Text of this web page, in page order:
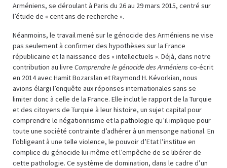
Arméniens, se déroulant à Paris du 26 au 29 mars 2015, centré sur
l’étude de « cent ans de recherche ».
Néanmoins, le travail mené sur le génocide des Arméniens ne vise
pas seulement à confirmer des hypothèses sur la France
républicaine et la naissance des « intellectuels ». Déjà, dans notre
contribution au livre Comprendre le génocide des Arméniens co-écrit
en 2014 avec Hamit Bozarslan et Raymond H. Kévorkian, nous
avions élargi l’enquête aux réponses internationales sans se
limiter donc à celle de la France. Elle inclut le rapport de la Turquie
et des citoyens de Turquie à leur histoire, un sujet capital pour
comprendre le négationnisme et la pathologie qu’il implique pour
toute une société contrainte d’adhérer à un mensonge national. En
l’obligeant à une telle violence, le pouvoir d’Etat l’institue en
complice du génocide lui-même et l’empêche de se libérer de
cette pathologie. Ce système de domination, dans le cadre d’un